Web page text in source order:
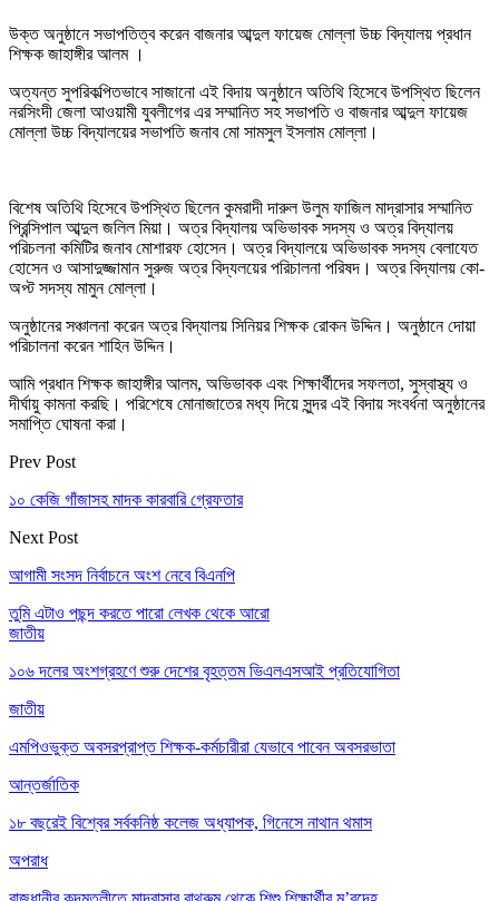
উক্ত অনুষ্ঠানে সভাপতিত্ব করেন বাজনার আব্দুল ফায়েজ মোল্লা উচ্চ বিদ্যালয় প্রধান
শিক্ষক জাহাঙ্গীর আলম ।
অত্যন্ত সুপরিকল্পিতভাবে সাজানো এই বিদায় অনুষ্ঠানে অতিথি হিসেবে উপস্থিত ছিলেন
নরসিংদী জেলা আওয়ামী যুবলীগের এর সম্মানিত সহ সভাপতি ও বাজনার আব্দুল ফায়েজ
মোল্লা উচ্চ বিদ্যালয়ের সভাপতি জনাব মো সামসুল ইসলাম মোল্লা।
বিশেষ অতিথি হিসেবে উপস্থিত ছিলেন কুমরাদী দারুল উলুম ফাজিল মাদ্রাসার সম্মানিত
প্রিন্সিপাল আব্দুল জলিল মিয়া। অত্র বিদ্যালয় অভিভাবক সদস্য ও অত্র বিদ্যালয়
পরিচলনা কমিটির জনাব মোশারফ হোসেন। অত্র বিদ্যালয়ে অভিভাবক সদস্য বেলাযেত
হোসেন ও আসাদুজ্জামান সুরুজ অত্র বিদ্যলয়ের পরিচালনা পরিষদ। অত্র বিদ্যালয় কো-
অপ্ট সদস্য মামুন মোল্লা।
অনুষ্ঠানের সঞ্চালনা করেন অত্র বিদ্যালয় সিনিয়র শিক্ষক রোকন উদ্দিন। অনুষ্ঠানে দোয়া
পরিচালনা করেন শাহিন উদ্দিন।
আমি প্রধান শিক্ষক জাহাঙ্গীর আলম, অভিভাবক এবং শিক্ষার্থীদের সফলতা, সুস্বাস্থ্য ও
দীর্ঘায়ু কামনা করছি। পরিশেষে মোনাজাতের মধ্য দিয়ে সুন্দর এই বিদায় সংবর্ধনা অনুষ্ঠানের
সমাপ্তি ঘোষনা করা।
Prev Post
১০ কেজি গাঁজাসহ মাদক কারবারি গ্রেফতার
Next Post
আগামী সংসদ নির্বাচনে অংশ নেবে বিএনপি
তুমি এটাও পছন্দ করতে পারো লেখক থেকে আরো
জাতীয়
১০৬ দলের অংশগ্রহণে শুরু দেশের বৃহত্তম ভিএলএসআই প্রতিযোগিতা
জাতীয়
এমপিওভুক্ত অবসরপ্রাপ্ত শিক্ষক-কর্মচারীরা যেভাবে পাবেন অবসরভাতা
আন্তর্জাতিক
১৮ বছরেই বিশ্বের সর্বকনিষ্ঠ কলেজ অধ্যাপক, গিনেসে নাথান থমাস
অপরাধ